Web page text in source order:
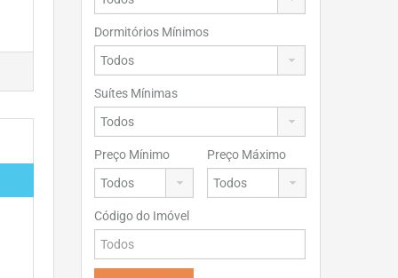
Dormitórios Mínimos
Suítes Mínimas
Preço Mínimo Preço Máximo
Código do Imóvel